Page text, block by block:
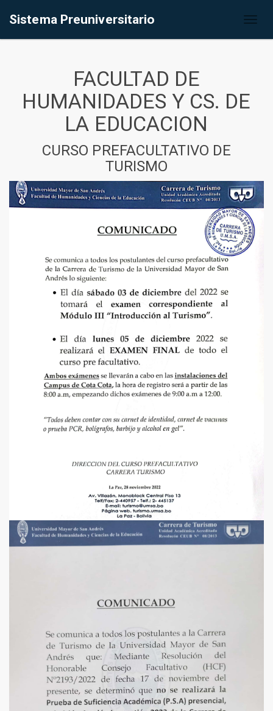
Sistema Preuniversitario
FACULTAD DE
HUMANIDADES Y CS. DE
LA EDUCACION
CURSO PREFACULTATIVO DE
TURISMO